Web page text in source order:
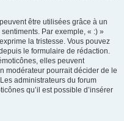
être utilisées grâce à un
Par exemple, « :) »
la tristesse. Vous pouvez
le formulaire de rédaction.
elles peuvent
modérateur pourrait décider de le
administrateurs du forum
qu’il est possible d’insérer